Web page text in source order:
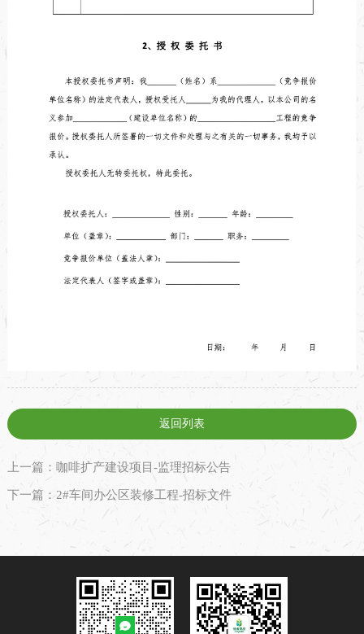
返回列表
上一篇：咖啡扩产建设项目-监理招标公告
下一篇：2#车间办公区装修工程-招标文件